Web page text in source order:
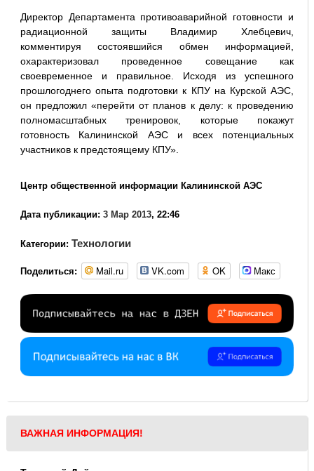
Директор Департамента противоаварийной готовности и
радиационной защиты Владимир Хлебцевич,
комментируя состоявшийся обмен информацией,
охарактеризовал проведенное совещание как
своевременное и правильное. Исходя из успешного
прошлогоднего опыта подготовки к КПУ на Курской АЭС,
он предложил «перейти от планов к делу: к проведению
полномасштабных тренировок, которые покажут
готовность Калининской АЭС и всех потенциальных
участников к предстоящему КПУ».
Центр общественной информации Калининской АЭС
Дата публикации: 3 Мар 2013, 22:46
Категории: Технологии
Поделиться: Mail.ru VK.com OK Макс
ВАЖНАЯ ИНФОРМАЦИЯ!